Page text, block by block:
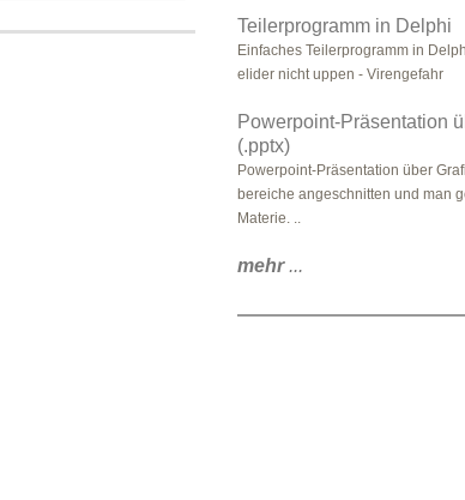
Teilerprogramm in Delphi
Einfaches Teilerprogramm in
elider nicht uppen - Virengefahr
Powerpoint-Präsentation
(.pptx)
Powerpoint-Präsentation über
bereiche angeschnitten und man
Materie. ..
mehr...